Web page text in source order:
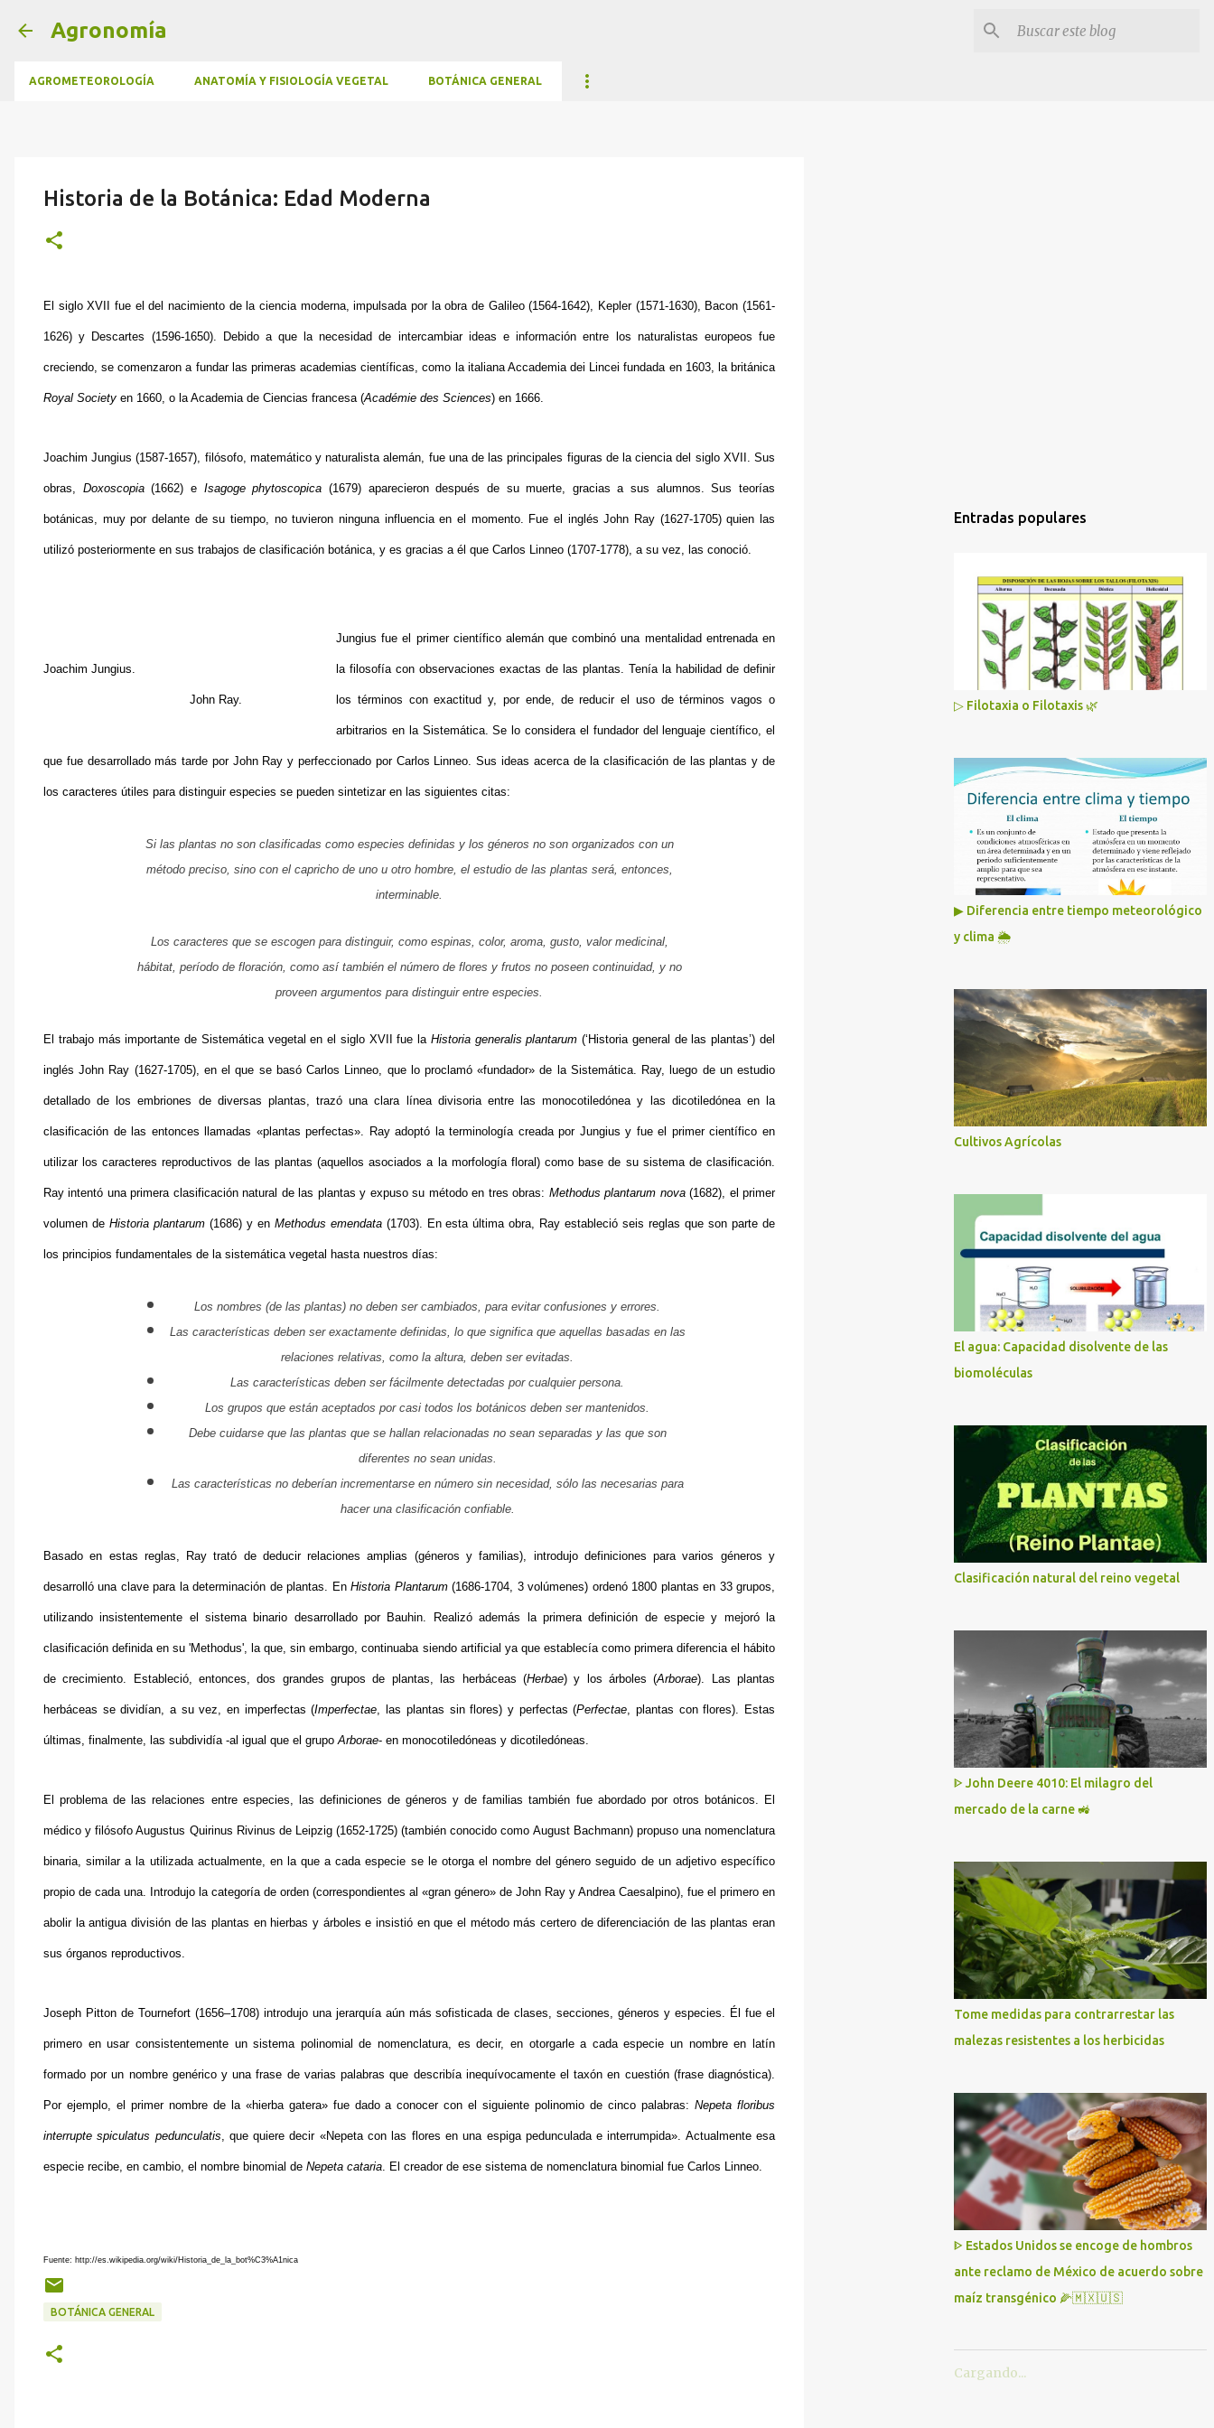
Agronomía
AGROMETEOROLOGÍA ANATOMÍA Y FISIOLOGÍA VEGETAL BOTÁNICA GENERAL
Historia de la Botánica: Edad Moderna
El siglo XVII fue el del nacimiento de la ciencia moderna, impulsada por la obra de Galileo (1564-1642), Kepler (1571-1630), Bacon (1561-
1626) y Descartes (1596-1650). Debido a que la necesidad de intercambiar ideas e información entre los naturalistas europeos fue
creciendo, se comenzaron a fundar las primeras academias científicas, como la italiana Accademia dei Lincei fundada en 1603, la británica
Royal Society en 1660, o la Academia de Ciencias francesa (Académie des Sciences) en 1666.
Joachim Jungius (1587-1657), filósofo, matemático y naturalista alemán, fue una de las principales figuras de la ciencia del siglo XVII. Sus
obras, Doxoscopia(1662) e Isagoge phytoscopica (1679) aparecieron después de su muerte, gracias a sus alumnos. Sus teorías
botánicas, muy por delante de su tiempo, no tuvieron ninguna influencia en el momento. Fue el inglés John Ray (1627-1705) quien las
utilizó posteriormente en sus trabajos de clasificación botánica, y es gracias a él que Carlos Linneo (1707-1778), a su vez, las conoció.
Joachim Jungius.
John Ray.
Jungius fue el primer científico alemán que combinó una mentalidad entrenada en
la filosofía con observaciones exactas de las plantas. Tenía la habilidad de definir
los términos con exactitud y, por ende, de reducir el uso de términos vagos o
arbitrarios en la Sistemática. Se lo considera el fundador del lenguaje científico, el
que fue desarrollado más tarde por John Ray y perfeccionado por Carlos Linneo. Sus ideas acerca de la clasificación de las plantas y de
los caracteres útiles para distinguir especies se pueden sintetizar en las siguientes citas:
Si las plantas no son clasificadas como especies definidas y los géneros no son organizados con un
método preciso, sino con el capricho de uno u otro hombre, el estudio de las plantas será, entonces,
interminable.
Los caracteres que se escogen para distinguir, como espinas, color, aroma, gusto, valor medicinal,
hábitat, período de floración, como así también el número de flores y frutos no poseen continuidad, y no
proveen argumentos para distinguir entre especies.
El trabajo más importante de Sistemática vegetal en el siglo XVII fue la Historia generalis plantarum (‘Historia general de las plantas’) del
inglés John Ray (1627-1705), en el que se basó Carlos Linneo, que lo proclamó «fundador» de la Sistemática. Ray, luego de un estudio
detallado de los embriones de diversas plantas, trazó una clara línea divisoria entre las monocotiledónea y las dicotiledónea en la
clasificación de las entonces llamadas «plantas perfectas». Ray adoptó la terminología creada por Jungius y fue el primer científico en
utilizar los caracteres reproductivos de las plantas (aquellos asociados a la morfología floral) como base de su sistema de clasificación.
Ray intentó una primera clasificación natural de las plantas y expuso su método en tres obras: Methodus plantarum nova(1682), el primer
volumen de Historia plantarum(1686) y en Methodus emendata(1703). En esta última obra, Ray estableció seis reglas que son parte de
los principios fundamentales de la sistemática vegetal hasta nuestros días:
Los nombres (de las plantas) no deben ser cambiados, para evitar confusiones y errores.
Las características deben ser exactamente definidas, lo que significa que aquellas basadas en las
relaciones relativas, como la altura, deben ser evitadas.
Las características deben ser fácilmente detectadas por cualquier persona.
Los grupos que están aceptados por casi todos los botánicos deben ser mantenidos.
Debe cuidarse que las plantas que se hallan relacionadas no sean separadas y las que son
diferentes no sean unidas.
Las características no deberían incrementarse en número sin necesidad, sólo las necesarias para
hacer una clasificación confiable.
Basado en estas reglas, Ray trató de deducir relaciones amplias (géneros y familias), introdujo definiciones para varios géneros y
desarrolló una clave para la determinación de plantas. EnHistoria Plantarum(1686-1704, 3 volúmenes) ordenó 1800 plantas en 33 grupos,
utilizando insistentemente el sistema binario desarrollado por Bauhin. Realizó además la primera definición de especie y mejoró la
clasificación definida en su 'Methodus', la que, sin embargo, continuaba siendo artificial ya que establecía como primera diferencia el hábito
de crecimiento. Estableció, entonces, dos grandes grupos de plantas, las herbáceas (Herbae) y los árboles (Arborae). Las plantas
herbáceas se dividían, a su vez, en imperfectas (Imperfectae, las plantas sin flores) y perfectas (Perfectae, plantas con flores). Estas
últimas, finalmente, las subdividía -al igual que el grupoArborae- en monocotiledóneas y dicotiledóneas.
El problema de las relaciones entre especies, las definiciones de géneros y de familias también fue abordado por otros botánicos. El
médico y filósofo Augustus Quirinus Rivinus de Leipzig (1652-1725) (también conocido como August Bachmann) propuso una nomenclatura
binaria, similar a la utilizada actualmente, en la que a cada especie se le otorga el nombre del género seguido de un adjetivo específico
propio de cada una. Introdujo la categoría de orden (correspondientes al «gran género» de John Ray y Andrea Caesalpino), fue el primero en
abolir la antigua división de las plantas en hierbas y árboles e insistió en que el método más certero de diferenciación de las plantas eran
sus órganos reproductivos.
Joseph Pitton de Tournefort (1656–1708) introdujo una jerarquía aún más sofisticada de clases, secciones, géneros y especies. Él fue el
primero en usar consistentemente un sistema polinomial de nomenclatura, es decir, en otorgarle a cada especie un nombre en latín
formado por un nombre genérico y una frase de varias palabras que describía inequívocamente el taxón en cuestión (frase diagnóstica).
Por ejemplo, el primer nombre de la «hierba gatera» fue dado a conocer con el siguiente polinomio de cinco palabras:Nepeta floribus
interrupte spiculatus pedunculatis, que quiere decir «Nepeta con las flores en una espiga pedunculada e interrumpida». Actualmente esa
especie recibe, en cambio, el nombre binomial de Nepeta cataria. El creador de ese sistema de nomenclatura binomial fue Carlos Linneo.
Fuente: http://es.wikipedia.org/wiki/Historia_de_la_bot%C3%A1nica
BOTÁNICA GENERAL
Entradas populares
▷ Filotaxia o Filotaxis 🌿
▶ Diferencia entre tiempo meteorológico
y clima 🌦️
Cultivos Agrícolas
El agua: Capacidad disolvente de las
biomoléculas
Clasificación natural del reino vegetal
ᐈ John Deere 4010: El milagro del
mercado de la carne 🚜
Tome medidas para contrarrestar las
malezas resistentes a los herbicidas
ᐈ Estados Unidos se encoge de hombros
ante reclamo de México de acuerdo sobre
maíz transgénico 🌽🇲🇽🇺🇸
Cargando...